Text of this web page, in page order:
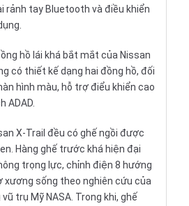
rảnh tay Bluetooth và điều khiển
hồ lái khá bắt mắt của Nissan
có thiết kế dạng hai đồng hồ, đối
hình màu, hỗ trợ điểu khiển cao
ADAD.
X-Trail đều có ghế ngồi được
Hàng ghế trước khá hiện đại
trọng lực, chỉnh điện 8 hướng
xương sống theo nghiên cứu của
trụ Mỹ NASA. Trong khi, ghế